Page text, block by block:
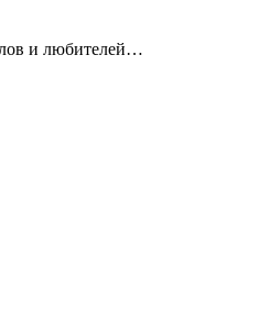
и любителей…